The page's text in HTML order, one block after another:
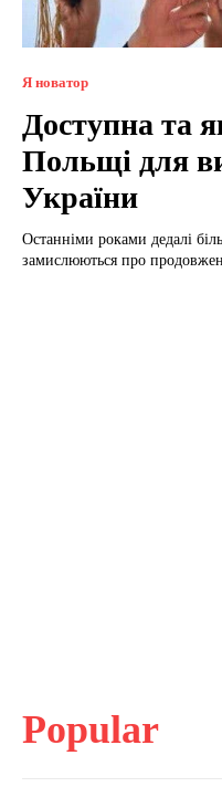
Я новатор
Доступна та
Польщі для
України
Останніми роками дедалі
замислюються про
Popular